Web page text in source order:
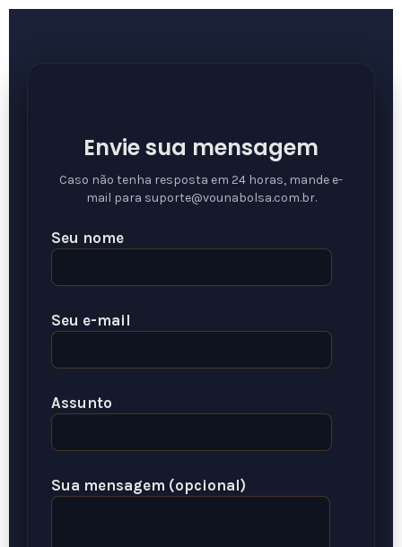
Envie sua mensagem
Caso não tenha resposta em 24 horas, mande e-
mail para suporte@vounabolsa.com.br.
Seu nome
Seu e-mail
Assunto
Sua mensagem (opcional)